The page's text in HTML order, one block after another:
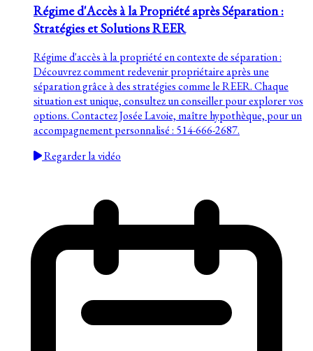
Régime d'Accès à la Propriété après Séparation :
Stratégies et Solutions REER
Régime d'accès à la propriété en contexte de séparation :
Découvrez comment redevenir propriétaire après une
séparation grâce à des stratégies comme le REER. Chaque
situation est unique, consultez un conseiller pour explorer vos
options. Contactez Josée Lavoie, maître hypothèque, pour un
accompagnement personnalisé : 514-666-2687.
Regarder la vidéo